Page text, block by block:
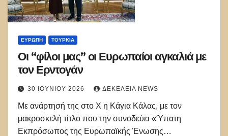
ΕΥΡΏΠΗ ΤΟΥΡΚΊΑ
Οι “φίλοι μας” οι Ευρωπαίοι αγκαλιά με
τον Ερντογάν
30 ΙΟΥΝΊΟΥ 2026 ΔΕΚΈΛΕΙΑ NEWS
Με ανάρτησή της στο Χ η Κάγια Κάλας, με τον
μακροσκελή τίτλο που την συνοδεύει «Ύπατη
Εκπρόσωπος της Ευρωπαϊκής Ένωσης…